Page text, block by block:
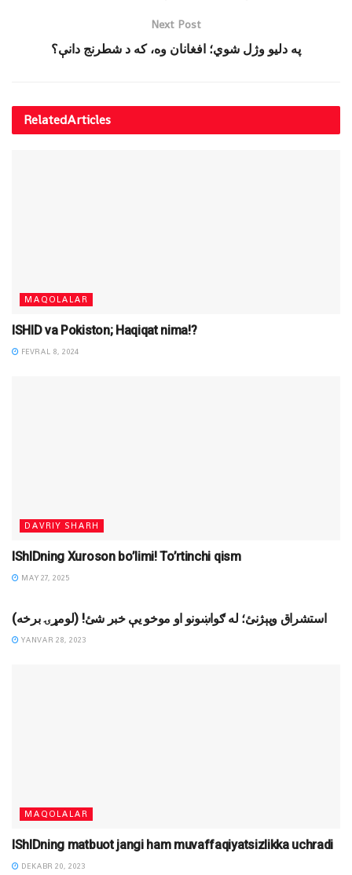
Next Post
په دلیو وژل شوي؛ افغانان وه، که د شطرنج دانې؟
RelatedArticles
MAQOLALAR
ISHID va Pokiston; Haqiqat nima!?
FEVRAL 8, 2024
DAVRIY SHARH
IShIDning Xuroson bo’limi! To’rtinchi qism
MAY 27, 2025
استشراق وپېژنئ؛ له ګواښونو او موخو یې خبر شئ! (لومړۍ برخه)
YANVAR 28, 2023
MAQOLALAR
IShIDning matbuot jangi ham muvaffaqiyatsizlikka uchradi
DEKABR 20, 2023